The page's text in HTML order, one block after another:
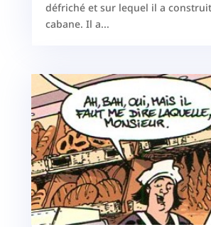
défriché et sur lequel il a
cabane. Il a...